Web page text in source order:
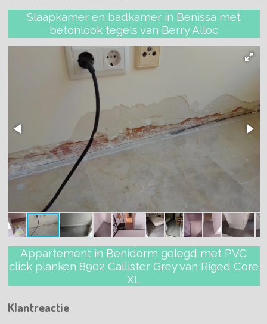
Slaapkamer en badkamer in Benissa met
betonlook tegels van Berry Alloc
Appartement in Benidorm gelegd met PVC
click planken 8902 Callister Grey van Riged Core
XL
Klantreactie